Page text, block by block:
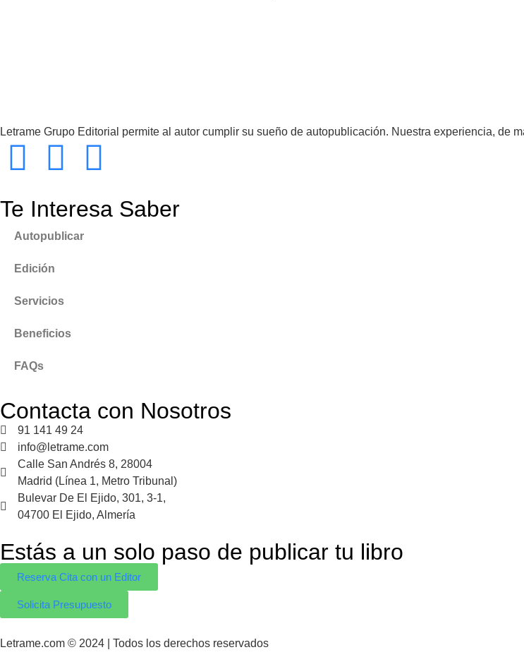
Letrame Grupo Editorial permite al autor cumplir su sueño de autopublicación. Nuestra experiencia, de
Te Interesa Saber
Autopublicar
Edición
Servicios
Beneficios
FAQs
Contacta con Nosotros
91 141 49 24
info@letrame.com
Calle San Andrés 8, 28004
Madrid (Línea 1, Metro Tribunal)
Bulevar De El Ejido, 301, 3-1,
04700 El Ejido, Almería
Estás a un solo paso de publicar tu libro
Reserva Cita con un Editor
Solicita Presupuesto
Letrame.com © 2024 | Todos los derechos reservados